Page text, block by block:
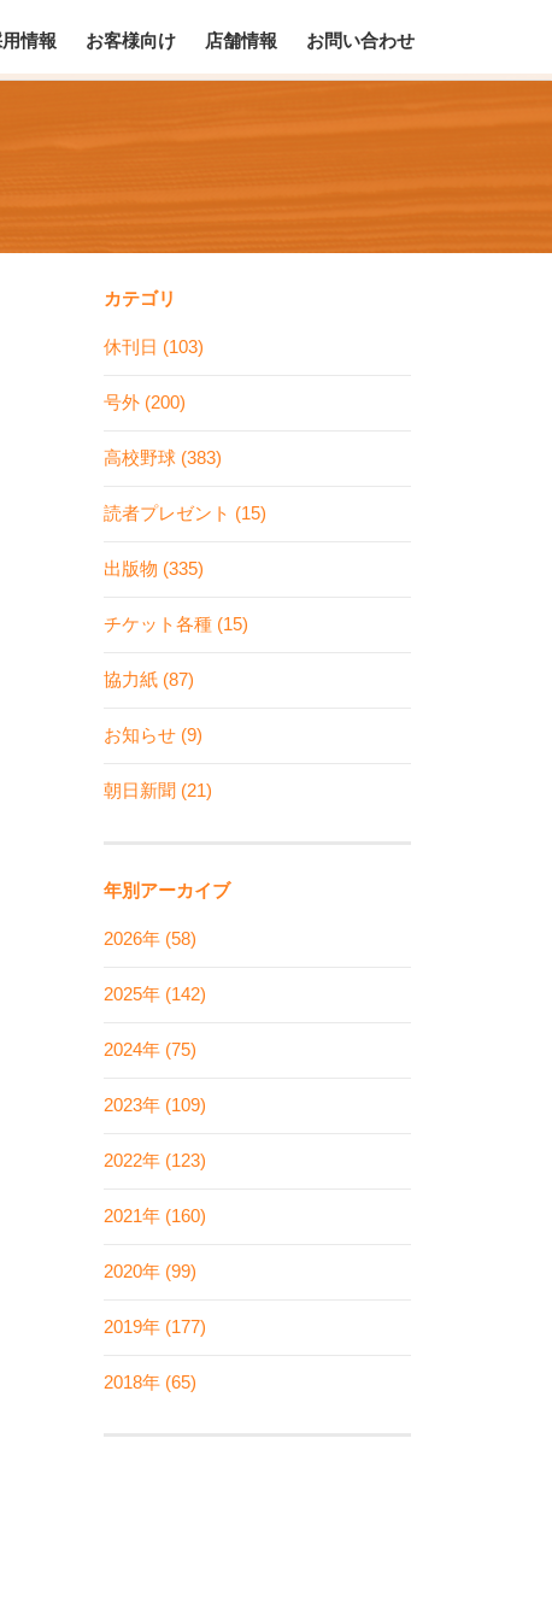
情報 お客様向け 店舗情報 お問い合わせ
カテゴリ
休刊日 (103)
号外 (200)
高校野球 (383)
読者プレゼント (15)
出版物 (335)
チケット各種 (15)
協力紙 (87)
お知らせ (9)
朝日新聞 (21)
年別アーカイブ
2026年 (58)
2025年 (142)
2024年 (75)
2023年 (109)
2022年 (123)
2021年 (160)
2020年 (99)
2019年 (177)
2018年 (65)